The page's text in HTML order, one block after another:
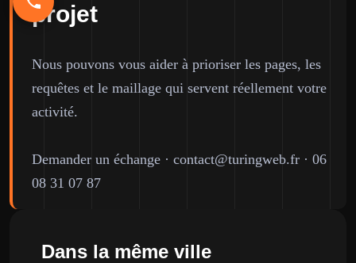
projet
Nous pouvons vous aider à prioriser les pages, les
requêtes et le maillage qui servent réellement votre
activité.
Demander un échange · contact@turingweb.fr · 06
08 31 07 87
Dans la même ville